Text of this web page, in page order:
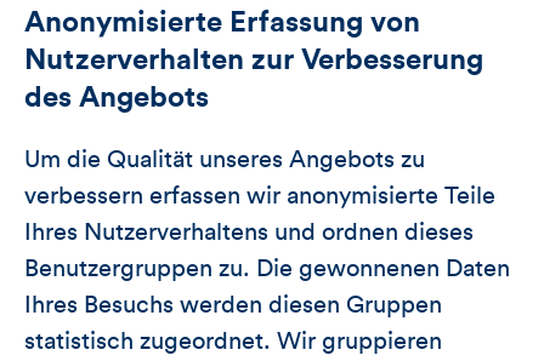
Anonymisierte Erfassung von
Nutzerverhalten zur Verbesserung
des Angebots
Um die Qualität unseres Angebots zu
verbessern erfassen wir anonymisierte Teile
Ihres Nutzerverhaltens und ordnen dieses
Benutzergruppen zu. Die gewonnenen Daten
Ihres Besuchs werden diesen Gruppen
statistisch zugeordnet. Wir gruppieren